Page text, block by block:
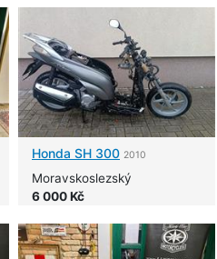
Honda SH 300 2010
Moravskoslezský
6 000 Kč